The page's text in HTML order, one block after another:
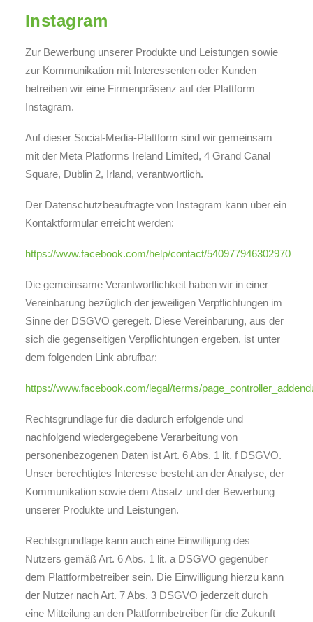
Instagram
Zur Bewerbung unserer Produkte und Leistungen sowie
zur Kommunikation mit Interessenten oder Kunden
betreiben wir eine Firmenpräsenz auf der Plattform
Instagram.
Auf dieser Social-Media-Plattform sind wir gemeinsam
mit der Meta Platforms Ireland Limited, 4 Grand Canal
Square, Dublin 2, Irland, verantwortlich.
Der Datenschutzbeauftragte von Instagram kann über ein
Kontaktformular erreicht werden:
https://www.facebook.com/help/contact/540977946302970
Die gemeinsame Verantwortlichkeit haben wir in einer
Vereinbarung bezüglich der jeweiligen Verpflichtungen im
Sinne der DSGVO geregelt. Diese Vereinbarung, aus der
sich die gegenseitigen Verpflichtungen ergeben, ist unter
dem folgenden Link abrufbar:
https://www.facebook.com/legal/terms/
Rechtsgrundlage für die dadurch erfolgende und
nachfolgend wiedergegebene Verarbeitung von
personenbezogenen Daten ist Art. 6 Abs. 1 lit. f DSGVO.
Unser berechtigtes Interesse besteht an der Analyse, der
Kommunikation sowie dem Absatz und der Bewerbung
unserer Produkte und Leistungen.
Rechtsgrundlage kann auch eine Einwilligung des
Nutzers gemäß Art. 6 Abs. 1 lit. a DSGVO gegenüber
dem Plattformbetreiber sein. Die Einwilligung hierzu kann
der Nutzer nach Art. 7 Abs. 3 DSGVO jederzeit durch
eine Mitteilung an den Plattformbetreiber für die Zukunft